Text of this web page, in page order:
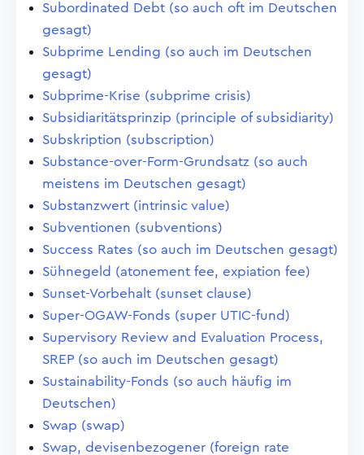
Subordinated Debt (so auch oft im Deutschen
gesagt)
Subprime Lending (so auch im Deutschen
gesagt)
Subprime-Krise (subprime crisis)
Subsidiaritätsprinzip (principle of subsidiarity)
Subskription (subscription)
Substance-over-Form-Grundsatz (so auch
meistens im Deutschen gesagt)
Substanzwert (intrinsic value)
Subventionen (subventions)
Success Rates (so auch im Deutschen gesagt)
Sühnegeld (atonement fee, expiation fee)
Sunset-Vorbehalt (sunset clause)
Super-OGAW-Fonds (super UTIC-fund)
Supervisory Review and Evaluation Process,
SREP (so auch im Deutschen gesagt)
Sustainability-Fonds (so auch häufig im
Deutschen)
Swap (swap)
Swap, devisenbezogener (foreign rate